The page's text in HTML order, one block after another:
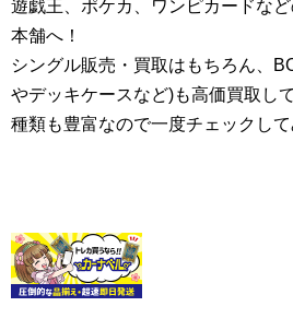
遊戯王、ポケカ、ワンピカードな
本舗へ！
シングル販売・買取はもちろん、
やデッキケースなど)も高価買取し
種類も豊富なので一度チェックして